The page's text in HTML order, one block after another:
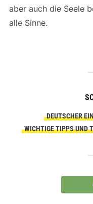
aber auch die Seele
alle Sinne.
DEUTSCHER
WICHTIGE TIPPS UND